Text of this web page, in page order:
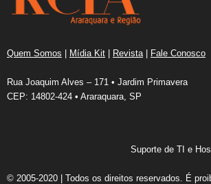
Quem Somos | Mídia Kit | Revista | Fale Conosco
Rua Joaquim Alves – 171 • Jardim Primavera
CEP: 14802-424 • Araraquara, SP
Suporte de TI e
© 2005-2020 | Todos os direitos reservados. É